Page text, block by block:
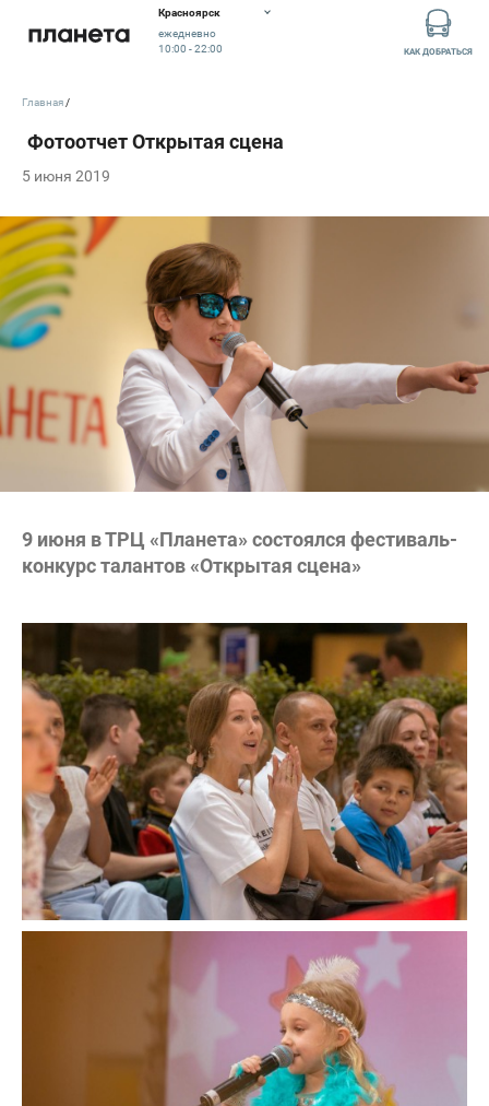
Красноярск
ежедневно
10:00 - 22:00
КАК ДОБРАТЬСЯ
5 июня 2019
Главная
9 июня в ТРЦ «Планета» состоялся фестиваль-
конкурс талантов «Открытая сцена»